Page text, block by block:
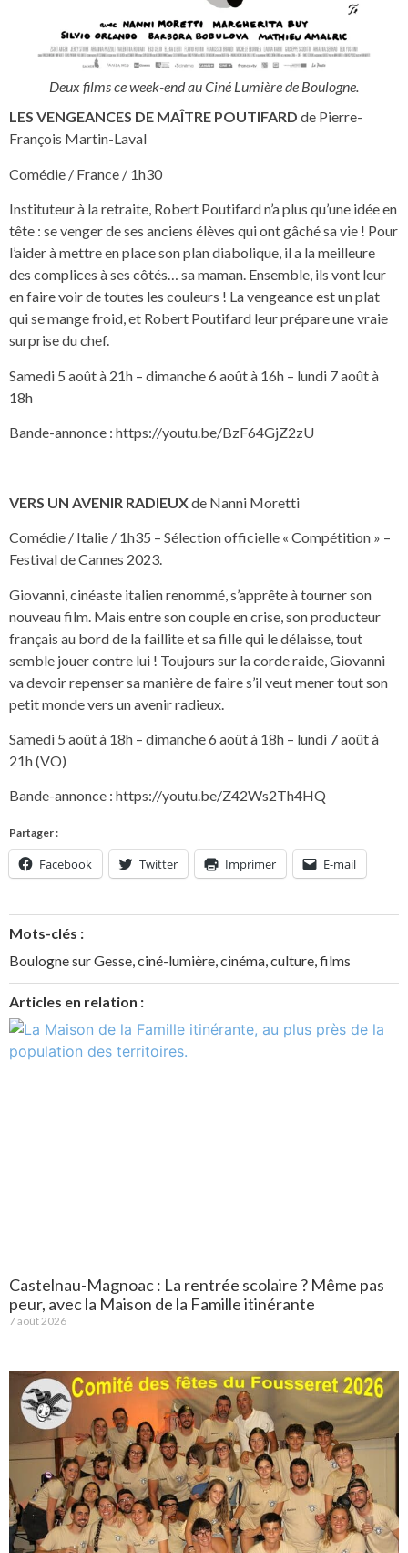
Deux films ce week-end au Ciné Lumière de Boulogne.
LES VENGEANCES DE MAÎTRE POUTIFARD de Pierre-
François Martin-Laval
Comédie / France / 1h30
Instituteur à la retraite, Robert Poutifard n’a plus qu’une idée en
tête : se venger de ses anciens élèves qui ont gâché sa vie ! Pour
l’aider à mettre en place son plan diabolique, il a la meilleure
des complices à ses côtés… sa maman. Ensemble, ils vont leur
en faire voir de toutes les couleurs ! La vengeance est un plat
qui se mange froid, et Robert Poutifard leur prépare une vraie
surprise du chef.
Samedi 5 août à 21h – dimanche 6 août à 16h – lundi 7 août à
18h
Bande-annonce : https://youtu.be/BzF64GjZ2zU
VERS UN AVENIR RADIEUXde Nanni Moretti
Comédie / Italie / 1h35 – Sélection officielle « Compétition » –
Festival de Cannes 2023.
Giovanni, cinéaste italien renommé, s’apprête à tourner son
nouveau film. Mais entre son couple en crise, son producteur
français au bord de la faillite et sa fille qui le délaisse, tout
semble jouer contre lui ! Toujours sur la corde raide, Giovanni
va devoir repenser sa manière de faire s’il veut mener tout son
petit monde vers un avenir radieux.
Samedi 5 août à 18h – dimanche 6 août à 18h – lundi 7 août à
21h (VO)
Bande-annonce : https://youtu.be/Z42Ws2Th4HQ
Partager :
Facebook Twitter Imprimer E-mail
Mots-clés :
Boulogne sur Gesse ciné-lumière cinéma culture films
Articles en relation :
Castelnau-Magnoac : La rentrée scolaire ? Même pas
peur, avec la Maison de la Famille itinérante
7 août 2026